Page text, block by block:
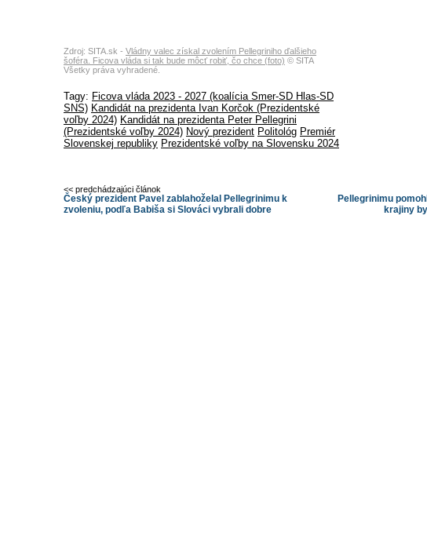
Zdroj: SITA.sk - Vládny valec získal zvolením Pellegriniho ďalšieho
šoféra. Ficova vláda si tak bude môcť robiť, čo chce (foto) © SITA
Všetky práva vyhradené.
Tagy: Ficova vláda 2023 - 2027 (koalícia Smer-SD Hlas-SD
SNS) Kandidát na prezidenta Ivan Korčok (Prezidentské
voľby 2024) Kandidát na prezidenta Peter Pellegrini
(Prezidentské voľby 2024) Nový prezident Politológ Premiér
Slovenskej republiky Prezidentské voľby na Slovensku 2024
Pellegrinimu
krajiny
<< predchádzajúci článok
Český prezident Pavel zablahoželal Pellegrinimu k
zvoleniu, podľa Babiša si Slováci vybrali dobre